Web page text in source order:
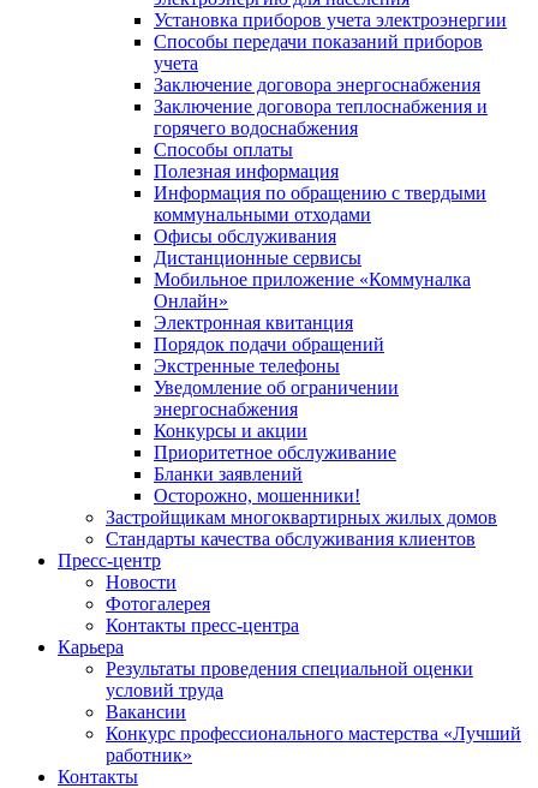
Установка приборов учета электроэнергии
Способы передачи показаний приборов
учета
Заключение договора энергоснабжения
Заключение договора теплоснабжения и
горячего водоснабжения
Способы оплаты
Полезная информация
Информация по обращению с твердыми
коммунальными отходами
Офисы обслуживания
Дистанционные сервисы
Мобильное приложение «Коммуналка
Онлайн»
Электронная квитанция
Порядок подачи обращений
Экстренные телефоны
Уведомление об ограничении
энергоснабжения
Конкурсы и акции
Приоритетное обслуживание
Бланки заявлений
Осторожно, мошенники!
Застройщикам многоквартирных жилых домов
Стандарты качества обслуживания клиентов
Пресс-центр
Новости
Фотогалерея
Контакты пресс-центра
Карьера
Результаты проведения специальной оценки
условий труда
Вакансии
Конкурс профессионального мастерства «Лучший
работник»
Контакты